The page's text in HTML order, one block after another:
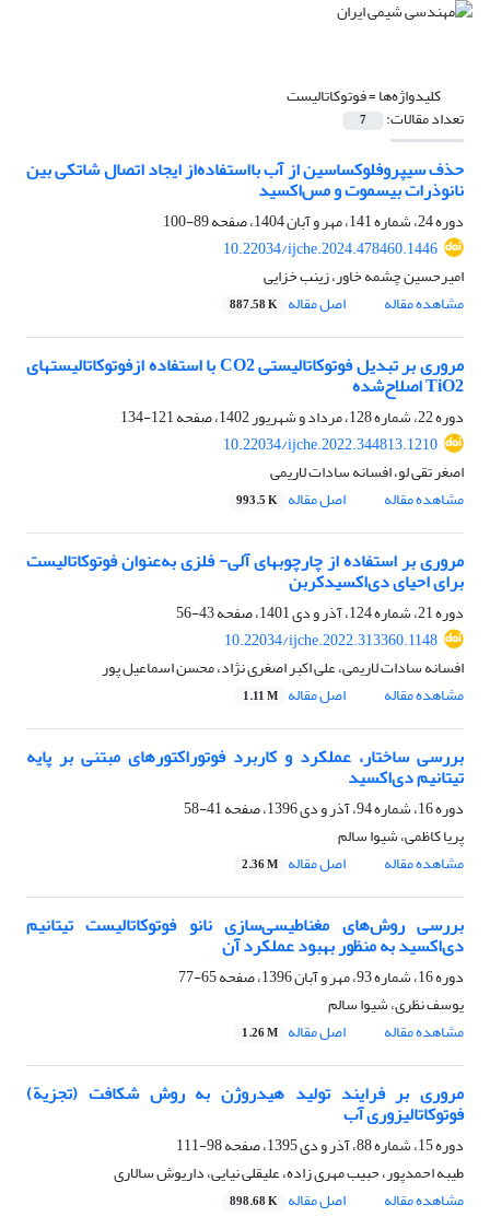
کلیدواژه‌ها =فوتوکاتالیست
تعداد مقالات: 7
حذف سیپروفلوکساسین از آب بااستفاده‌از ایجاد اتصال شاتکی بین
نانوذرات بیسموت و مس‌اکسید
دوره 24، شماره 141، مهر و آبان 1404، صفحه
89-100
10.22034/ijche.2024.478460.1446
امیرحسین چشمه خاور، زینب خزایی
مشاهده مقاله
اصل مقاله 887.58 K
مروری بر تبدیل فوتوکاتالیستی CO2 با استفاده ازفوتوکاتالیست‏های
TiO2 اصلاح‌شده
دوره 22، شماره 128، مرداد و شهریور 1402، صفحه
121-134
10.22034/ijche.2022.344813.1210
اصغر تقی لو، افسانه سادات لاریمی
مشاهده مقاله
اصل مقاله 993.5 K
مروری بر استفاده از چارچوب‏های آلی- فلزی به‌عنوان فوتوکاتالیست
برای احیای دی‌اکسیدکربن
دوره 21، شماره 124، آذر و دی 1401، صفحه
43-56
10.22034/ijche.2022.313360.1148
افسانه سادات لاریمی، علی اکبر اصغری نژاد، محسن اسماعیل پور
مشاهده مقاله
اصل مقاله 1.11 M
بررسی ساختار، عملکرد و کاربرد فوتوراکتورهای مبتنی بر پایه
تیتانیم دی‌اکسید
دوره 16، شماره 94، آذر و دی 1396، صفحه
41-58
پریا کاظمی، شیوا سالم
مشاهده مقاله
اصل مقاله 2.36 M
بررسی روش‌های مغناطیسی‌سازی نانو فوتوکاتالیست تیتانیم
دی‌اکسید به منظور بهبود عملکرد آن
دوره 16، شماره 93، مهر و آبان 1396، صفحه
65-77
یوسف نظری، شیوا سالم
مشاهده مقاله
اصل مقاله 1.26 M
مروری بر فرایند تولید هیدروژن به روش شکافت (تجزیة)
فوتوکاتالیزوری آب
دوره 15، شماره 88، آذر و دی 1395، صفحه
98-111
طیبه احمدپور، حبیب مهری زاده، علیقلی نیایی، داریوش سالاری
مشاهده مقاله
اصل مقاله 898.68 K